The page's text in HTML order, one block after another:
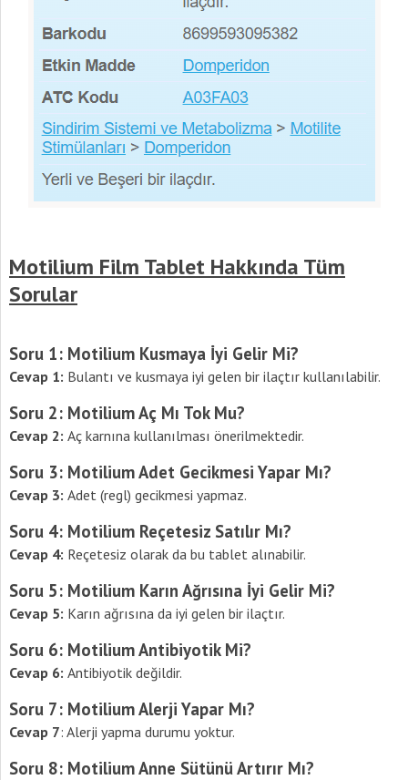
Motilium Film Tablet Hakkında Tüm
Sorular
Soru 1: Motilium Kusmaya İyi Gelir Mi?
Cevap 1: Bulantı ve kusmaya iyi gelen bir ilaçtır kullanılabilir.
Soru 2: Motilium Aç Mı Tok Mu?
Cevap 2: Aç karnına kullanılması önerilmektedir.
Soru 3: Motilium Adet Gecikmesi Yapar Mı?
Cevap 3: Adet (regl) gecikmesi yapmaz.
Soru 4: Motilium Reçetesiz Satılır Mı?
Cevap 4: Reçetesiz olarak da bu tablet alınabilir.
Soru 5: Motilium Karın Ağrısına İyi Gelir Mi?
Cevap 5: Karın ağrısına da iyi gelen bir ilaçtır.
Soru 6: Motilium Antibiyotik Mi?
Cevap 6: Antibiyotik değildir.
Soru 7: Motilium Alerji Yapar Mı?
Cevap 7: Alerji yapma durumu yoktur.
Soru 8: Motilium Anne Sütünü Artırır Mı?